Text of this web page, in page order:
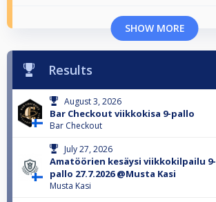
SHOW MORE
Results
August 3, 2026
Bar Checkout viikkokisa 9-pallo
Bar Checkout
July 27, 2026
Amatöörien kesäysi viikkokilpailu 9-
pallo 27.7.2026 @Musta Kasi
Musta Kasi